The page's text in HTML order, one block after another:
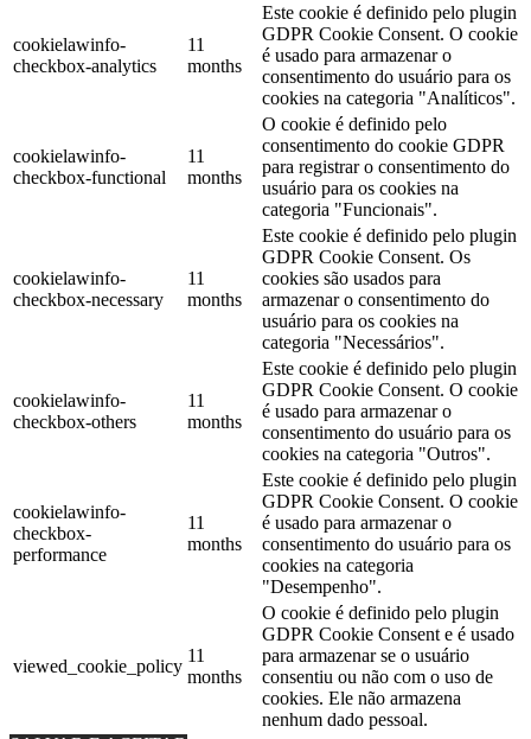
cookielawinfo-
checkbox-analytics
11
months
Este cookie é definido pelo plugin
GDPR Cookie Consent. O cookie
é usado para armazenar o
consentimento do usuário para os
cookies na categoria "Analíticos".
cookielawinfo-
checkbox-functional
11
months
O cookie é definido pelo
consentimento do cookie GDPR
para registrar o consentimento do
usuário para os cookies na
categoria "Funcionais".
cookielawinfo-
checkbox-necessary
11
months
Este cookie é definido pelo plugin
GDPR Cookie Consent. Os
cookies são usados ​​para
armazenar o consentimento do
usuário para os cookies na
categoria "Necessários".
cookielawinfo-
checkbox-others
11
months
Este cookie é definido pelo plugin
GDPR Cookie Consent. O cookie
é usado para armazenar o
consentimento do usuário para os
cookies na categoria "Outros".
cookielawinfo-
checkbox-
performance
11
months
Este cookie é definido pelo plugin
GDPR Cookie Consent. O cookie
é usado para armazenar o
consentimento do usuário para os
cookies na categoria
"Desempenho".
viewed_cookie_policy
11
months
O cookie é definido pelo plugin
GDPR Cookie Consent e é usado
para armazenar se o usuário
consentiu ou não com o uso de
cookies. Ele não armazena
nenhum dado pessoal.